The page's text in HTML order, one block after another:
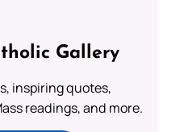
Gallery
inspiring quotes,
readings, and more.